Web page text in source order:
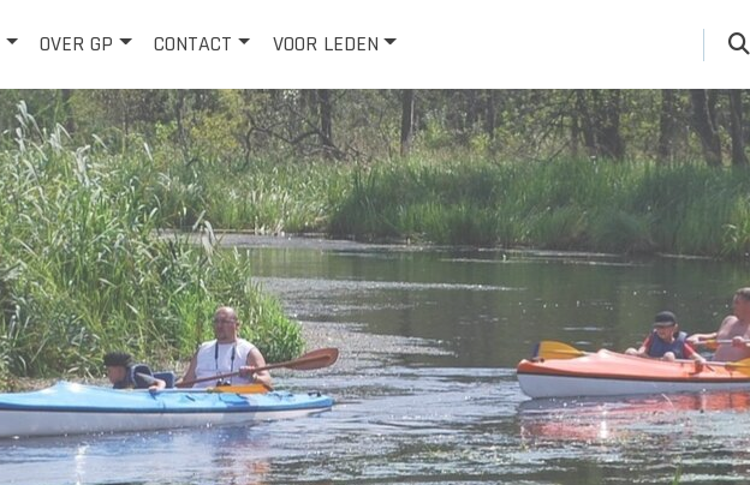
OVER GP CONTACT VOOR LEDEN